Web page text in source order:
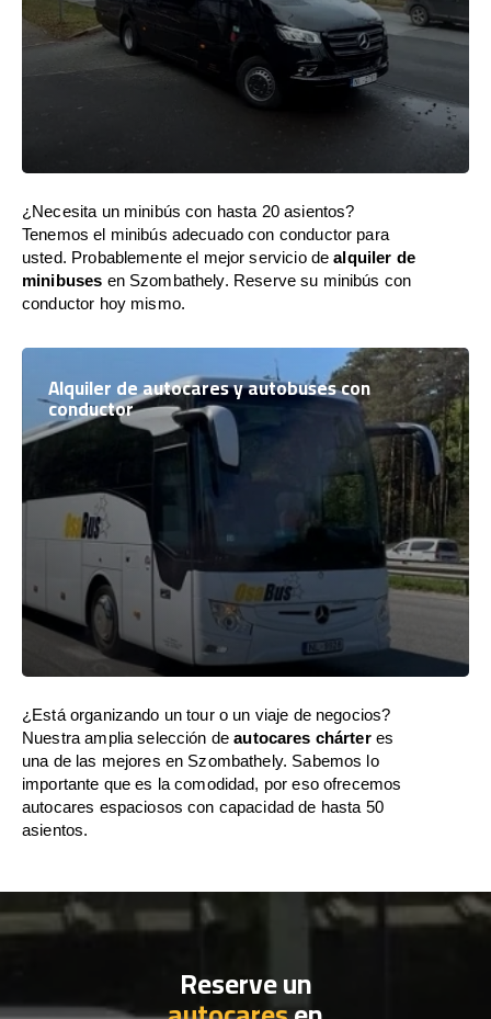
¿Necesita un minibús con hasta 20 asientos?
Tenemos el minibús adecuado con conductor para
usted. Probablemente el mejor servicio dealquiler de
minibuses en Szombathely. Reserve su minibús con
conductor hoy mismo.
Alquiler de autocares y autobuses con
conductor
¿Está organizando un tour o un viaje de negocios?
Nuestra amplia selección deautocares chárteres
una de las mejores en Szombathely. Sabemos lo
importante que es la comodidad, por eso ofrecemos
autocares espaciosos con capacidad de hasta 50
asientos.
Reserve un